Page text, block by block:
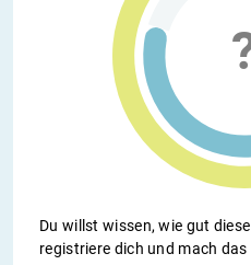
Du willst wissen, wie gut
registriere dich und mach